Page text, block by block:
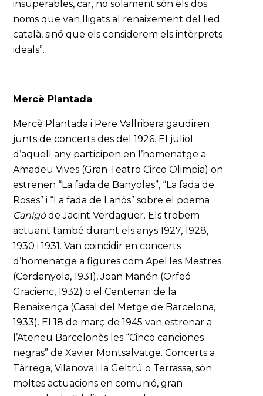
insuperables, car, no solament són els dos
noms que van lligats al renaixement del lied
català, sinó que els considerem els intèrprets
ideals”.
Mercè Plantada
Mercè Plantada i Pere Vallribera gaudiren
junts de concerts des del 1926. El juliol
d’aquell any participen en l’homenatge a
Amadeu Vives (Gran Teatro Circo Olimpia) on
estrenen “La fada de Banyoles”, “La fada de
Roses” i “La fada de Lanós” sobre el poema
Canigóde Jacint Verdaguer. Els trobem
actuant també durant els anys 1927, 1928,
1930 i 1931. Van coincidir en concerts
d’homenatge a figures com Apel·les Mestres
(Cerdanyola, 1931), Joan Manén (Orfeó
Gracienc, 1932) o el Centenari de la
Renaixença (Casal del Metge de Barcelona,
1933). El 18 de març de 1945 van estrenar a
l’Ateneu Barcelonès les “Cinco canciones
negras” de Xavier Montsalvatge. Concerts a
Tàrrega, Vilanova i la Geltrú o Terrassa, són
moltes actuacions en comunió, gran